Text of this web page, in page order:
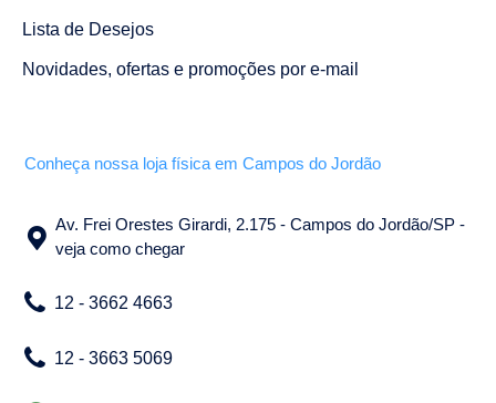
Lista de Desejos
Novidades, ofertas e promoções por e-mail
Conheça nossa loja física em Campos do Jordão
Av. Frei Orestes Girardi, 2.175 - Campos do Jordão/SP -
veja como chegar
12 - 3662 4663
12 - 3663 5069